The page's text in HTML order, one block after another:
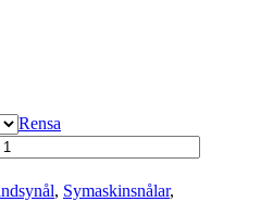
Rensa
, Symaskinsnålar,